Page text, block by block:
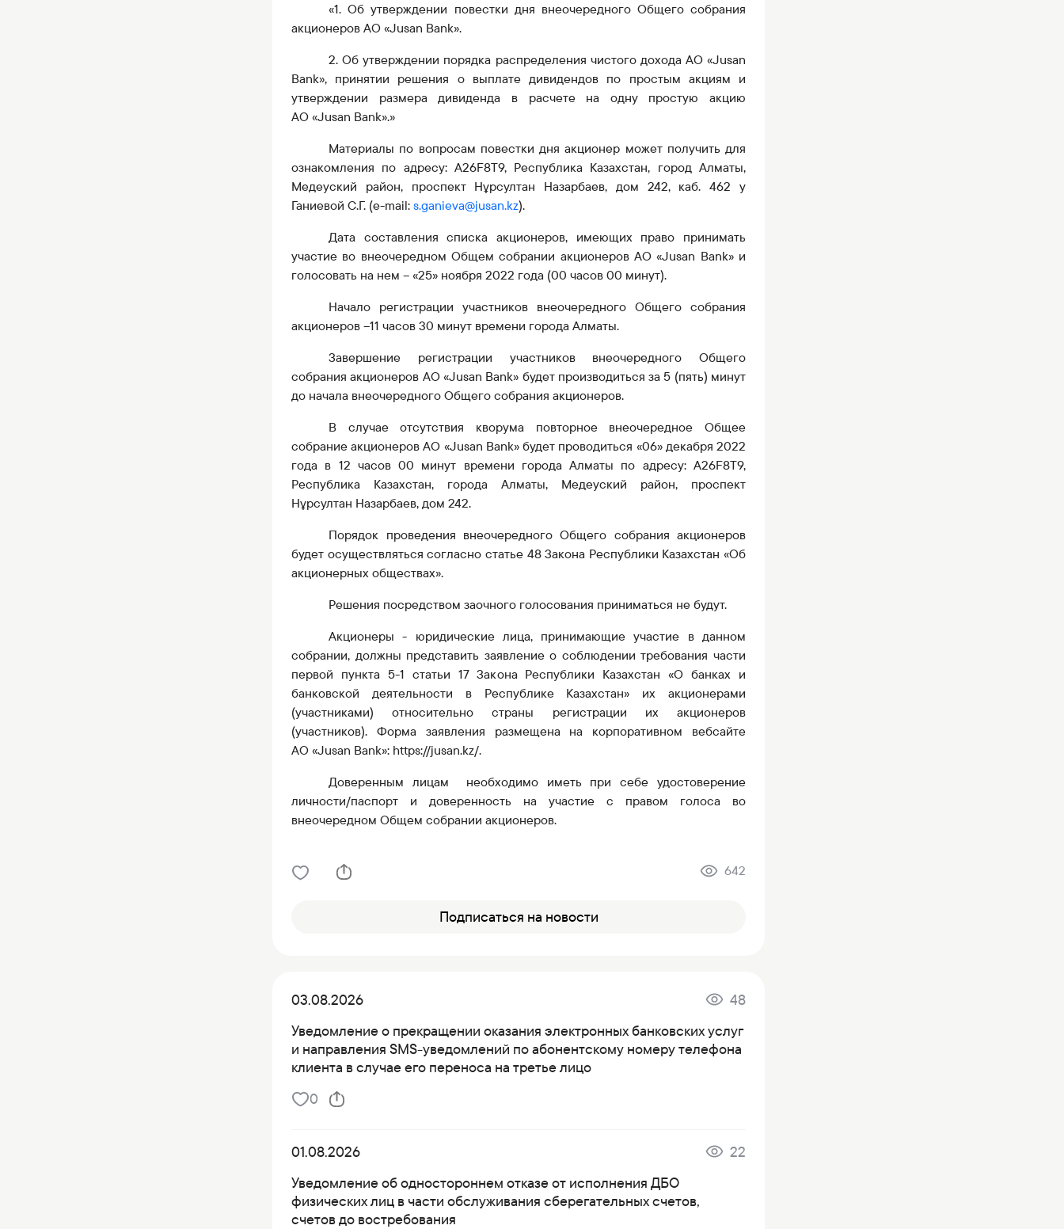
«1. Об утверждении повестки дня внеочередного Общего собрания
акционеров АО «Jusan Bank».
2. Об утверждении порядка распределения чистого дохода АО «Jusan
Bank», принятии решения о выплате дивидендов по простым акциям и
утверждении размера дивиденда в расчете на одну простую акцию
АО «Jusan Bank».»
Материалы по вопросам повестки дня акционер может получить для
ознакомления по адресу: A26F8T9, Республика Казахстан, город Алматы,
Медеуский район, проспект Нұрсултан Назарбаев, дом 242, каб. 462 у
Ганиевой С.Г. (e-mail:s.ganieva@jusan.kz).
Дата составления списка акционеров, имеющих право принимать
участие во внеочередном Общем собрании акционеров АО «Jusan Bank» и
голосовать на нем – «25» ноября 2022 года (00 часов 00 минут).
Начало регистрации участников внеочередногоОбщего собрания
акционеров –11 часов 30 минут времени города Алматы.
Завершение регистрации участников внеочередного Общего
собрания акционеров АО «Jusan Bank» будет производиться за 5 (пять) минут
до начала внеочередного Общего собрания акционеров.
В случае отсутствия кворума повторное внеочередное Общее
собрание акционеров АО «Jusan Bank» будет проводиться «06» декабря 2022
года в 12 часов 00 минут времени городаАлматы по адресу: A26F8T9,
Республика Казахстан, города Алматы, Медеуский район, проспект
Нұрсултан Назарбаев, дом 242.
Порядок проведения внеочередного Общего собрания акционеров
будет осуществляться согласно статье 48 Закона Республики Казахстан «Об
акционерных обществах».
Решения посредством заочного голосования приниматься не будут.
Акционеры - юридические лица, принимающие участие в данном
собрании, должны представить заявление о соблюдении требования части
первой пункта 5-1 статьи 17 Закона Республики Казахстан «О банках и
банковской деятельности в Республике Казахстан» их акционерами
(участниками) относительно страны регистрации их акционеров
(участников). Форма заявления размещена на корпоративном вебсайте
АО «Jusan Bank»: https://jusan.kz/.
Доверенным лицам
необходимо иметь при себе удостоверение
личности/паспорт и доверенность на участие с правом голоса во
внеочередном Общем собрании акционеров.
642
Подписаться на новости
03.08.2026
48
Уведомление о прекращении оказания электронных банковских услуг
и направления SMS-уведомлений по абонентскому номеру телефона
клиента в случае его переноса на третье лицо
0
01.08.2026
22
Уведомление об одностороннем отказе от исполнения ДБО
физических лиц в части обслуживания сберегательных счетов,
счетов до востребования